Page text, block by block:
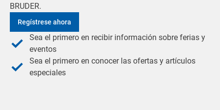
BRUDER.
Regístrese ahora
Sea el primero en recibir información sobre ferias y
eventos
Sea el primero en conocer las ofertas y artículos
especiales